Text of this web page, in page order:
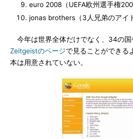
euro 2008（UEFA欧州選手権
jonas brothers（3人兄弟のアイ
今年は世界全体だけでなく、34の国
Zeitgeistのページで見ることができる
本は用意されていない。